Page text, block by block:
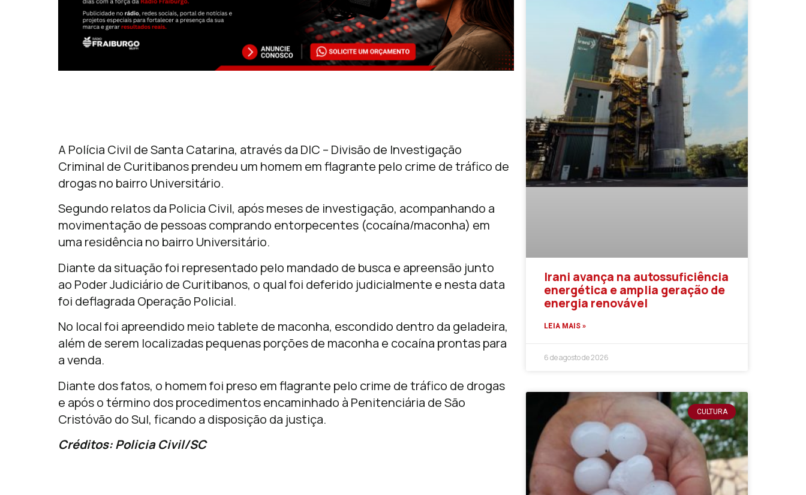
A Polícia Civil de Santa Catarina, através da DIC – Divisão de Investigação
Criminal de Curitibanos prendeu um homem em flagrante pelo crime de tráfico de
drogas no bairro Universitário.
Segundo relatos da Policia Civil, após meses de investigação, acompanhando a
movimentação de pessoas comprando entorpecentes (cocaína/maconha) em
uma residência no bairro Universitário.
Diante da situação foi representado pelo mandado de busca e apreensão junto
ao Poder Judiciário de Curitibanos, o qual foi deferido judicialmente e nesta data
foi deflagrada Operação Policial.
No local foi apreendido meio tablete de maconha, escondido dentro da geladeira,
além de serem localizadas pequenas porções de maconha e cocaína prontas para
a venda.
Diante dos fatos, o homem foi preso em flagrante pelo crime de tráfico de drogas
e após o término dos procedimentos encaminhado à Penitenciária de São
Cristóvão do Sul, ficando a disposição da justiça.
Créditos: Policia Civil/SC
Irani avança na autossuficiência
energética e amplia geração de
energia renovável
LEIA MAIS »
6 de agosto de 2026
CULTURA